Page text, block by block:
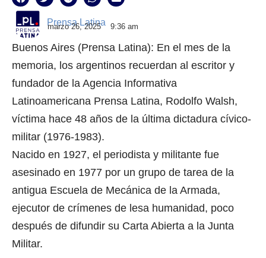
Prensa Latina
marzo 26, 2025 9:36 am
Buenos Aires (Prensa Latina): En el mes de la
memoria, los argentinos recuerdan al escritor y
fundador de la Agencia Informativa
Latinoamericana Prensa Latina, Rodolfo Walsh,
víctima hace 48 años de la última dictadura cívico-
militar (1976-1983).
Nacido en 1927, el periodista y militante fue
asesinado en 1977 por un grupo de tarea de la
antigua Escuela de Mecánica de la Armada,
ejecutor de crímenes de lesa humanidad, poco
después de difundir su Carta Abierta a la Junta
Militar.